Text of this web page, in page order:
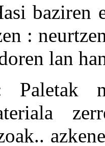
baziren
:
lan